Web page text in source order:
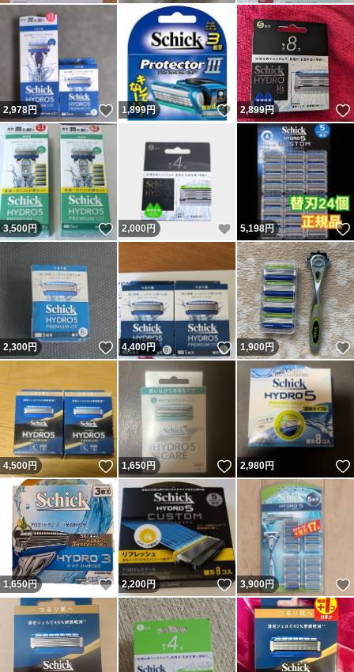
2,978円 いいね！
1,899円 いいね！
2,899円
3,500円 いいね！
2,000 円 いいね！
5,198円
2,300円 いいね！
4,400円 いいね！
1,900円
4,500円 いいね！
1,650円 いいね！
2,980円
1,650円 いいね！
2,200円 いいね！
3,900円